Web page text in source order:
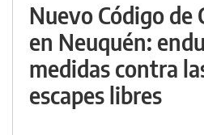
Nuevo Código de
en Neuquén:
medidas contra
escapes libres